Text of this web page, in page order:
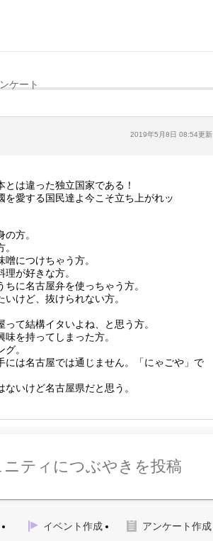
ケート
2019年5月8日 08:54更新
とは違った独立国家である！
を愛する国民達よ今こそ立ち上がれッ
の方。
噌につけちゃう方。
理が好きな方。
ちに名古屋弁を使っちゃう方。
いけど、抜けられない方。
って結構イタいよね、と思う方。
味を持ってしまった方。
。
には名古屋では通じません。「にゃごや」で
ないけど名古屋県だと思う。
ニティにつぶやきを投稿
イベント作成 アンケート作成